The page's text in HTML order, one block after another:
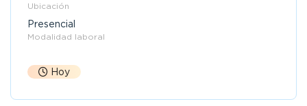
Ubicación
Presencial
Modalidad laboral
Hoy